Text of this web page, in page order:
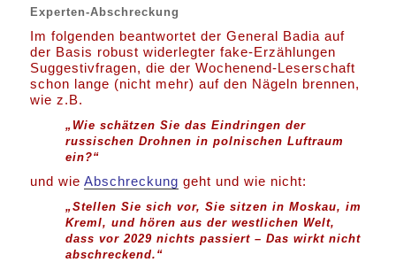
Experten-Abschreckung
Im folgenden beantwortet der General Badia auf
der Basis robust widerlegter fake-Erzählungen
Suggestivfragen, die der Wochenend-Leserschaft
schon lange (nicht mehr) auf den Nägeln brennen,
wie z.B.
„Wie schätzen Sie das Eindringen der
russischen Drohnen in polnischen Luftraum
ein?“
und wieAbschreckung geht und wie nicht:
„Stellen Sie sich vor, Sie sitzen in Moskau, im
Kreml, und hören aus der westlichen Welt,
dass vor 2029 nichts passiert – Das wirkt nicht
abschreckend.“